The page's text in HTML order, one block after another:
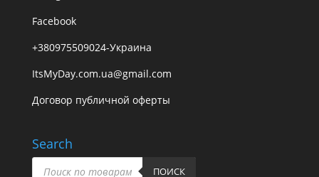
Facebook
+380975509024-Украина
ItsMyDay.com.ua@gmail.com
Договор публичной оферты
Search
Пошук
товарів ПОИСК